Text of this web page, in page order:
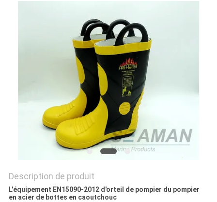
Description de produit
L'équipement EN15090-2012 d'orteil de pompier du pompier
en acier de bottes en caoutchouc